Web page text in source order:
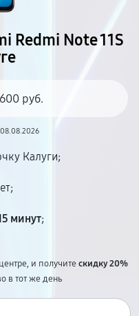
Redmi Note 11S
600 руб.
Калуги;
минут;
и получитескидку 20%
в тот же день